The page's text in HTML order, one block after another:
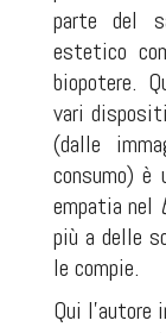
parte del
estetico
biopotere.
vari
(dalle
consumo) è
empatia nel
più a delle
le compie.
Qui